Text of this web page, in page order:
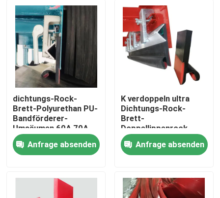
Startseite
Videos
dichtungs-Rock-
Brett-Polyurethan PU-
Bandförderer-
Umsäumen 60A 70A
Doppel
Anfrage absenden
K verdoppeln ultra
Dichtungs-Rock-
Brett-
Doppellippenrock-
Gummipolyurethan-
Gurt-Umsäumen
Anfrage absenden